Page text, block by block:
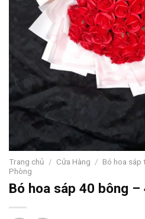
Trang chủ / Cửa Hàng / Bó hoa sáp
Phòng
Bó hoa sáp 40 bông –